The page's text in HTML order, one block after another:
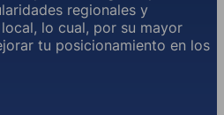
regionales y
lo cual, por su mayor
tu posicionamiento en los